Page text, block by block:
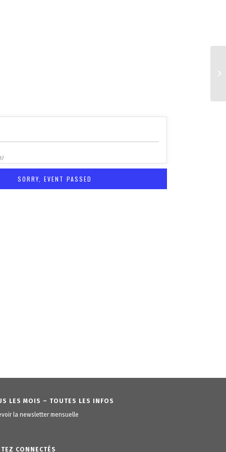
SORRY, EVENT PASSED
LES MOIS – TOUTES LES INFOS
la newsletter mensuelle
CONNECTÉS